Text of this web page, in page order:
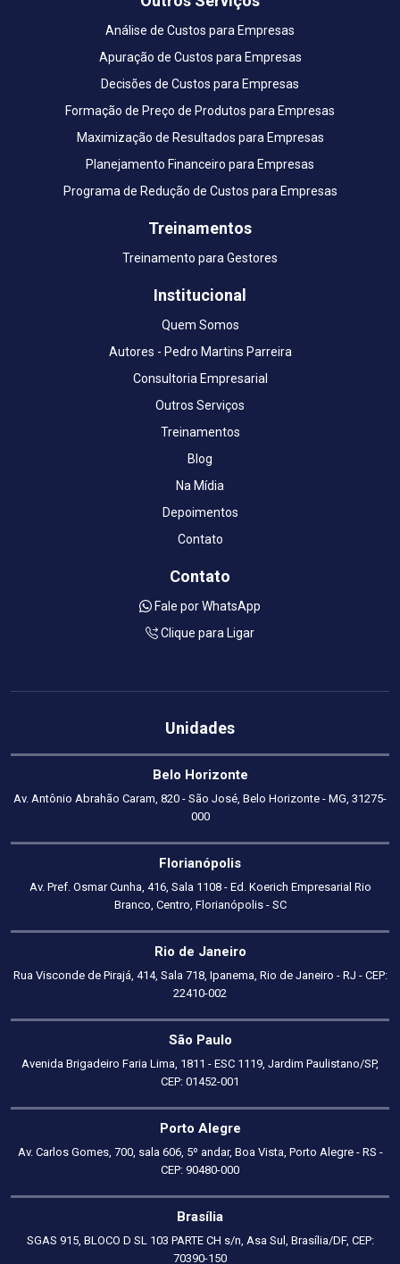
Análise de Custos para Empresas
Apuração de Custos para Empresas
Decisões de Custos para Empresas
Formação de Preço de Produtos para Empresas
Maximização de Resultados para Empresas
Planejamento Financeiro para Empresas
Programa de Redução de Custos para Empresas
Treinamentos
Treinamento para Gestores
Institucional
Quem Somos
Autores - Pedro Martins Parreira
Consultoria Empresarial
Outros Serviços
Treinamentos
Blog
Na Mídia
Depoimentos
Contato
Contato
Fale por WhatsApp
Clique para Ligar
Unidades
Belo Horizonte
Av. Antônio Abrahão Caram, 820 - São José, Belo Horizonte - MG, 31275-
000
Florianópolis
Av. Pref. Osmar Cunha, 416, Sala 1108 - Ed. Koerich Empresarial Rio
Branco, Centro, Florianópolis - SC
Rio de Janeiro
Rua Visconde de Pirajá, 414, Sala 718, Ipanema, Rio de Janeiro - RJ - CEP:
22410-002
São Paulo
Avenida Brigadeiro Faria Lima, 1811 - ESC 1119, Jardim Paulistano/SP,
CEP: 01452-001
Porto Alegre
Av. Carlos Gomes, 700, sala 606, 5º andar, Boa Vista, Porto Alegre - RS -
CEP: 90480-000
Brasília
SGAS 915, BLOCO D SL 103 PARTE CH s/n, Asa Sul, Brasília/DF, CEP:
70390-150